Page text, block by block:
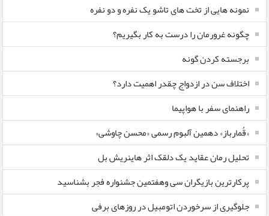
نمونه هایی از تخت های تاشو یک نفره و دو نفره
چگونه غرورمان را درست به کار بگیریم؟
برجسته کردن گونه
اختلاف سن در ازدواج چقدر اهمیت دارد؟
راهنمای سفر با هواپیما
«قُمارباز» دهمین آلبوم رسمی «محسن چاوشی»
تحلیل رمان عقاید یک دلقک اثر هاینریش بل
پرکارترین بازیگران سی وهفتمین جشنواره فجر بشناسید
جلوگیری از سرخوردن اتومبیل در روزهای برفی